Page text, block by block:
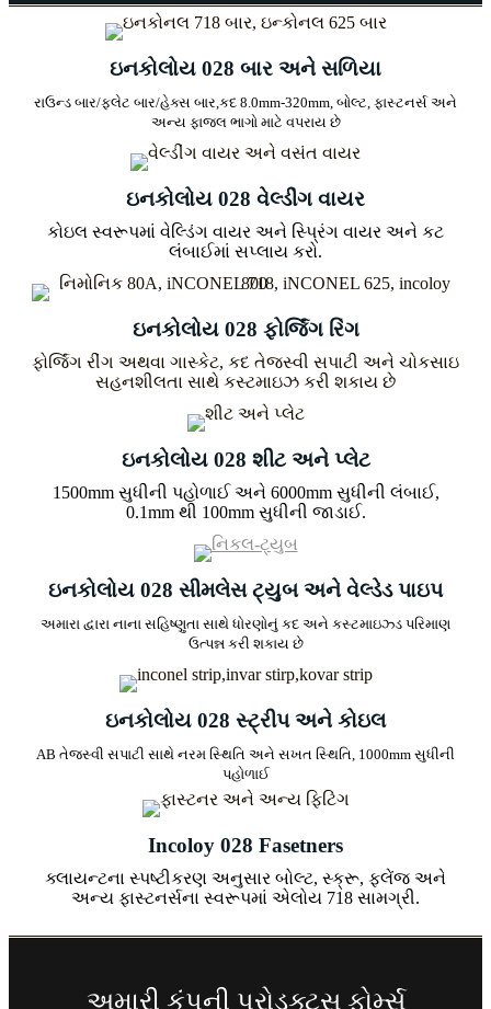
ઇનકોલોય 028 બાર અને સળિયા
રાઉન્ડ બાર/ફ્લેટ બાર/હેક્સ બાર, કદ 8.0mm-320mm, બોલ્ટ, ફાસ્ટનર્સ અને
અન્ય ફાજલ ભાગો માટે વપરાય છે
ઇનકોલોય 028 વેલ્ડીંગ વાયર
કોઇલ સ્વરૂપમાં વેલ્ડિંગ વાયર અને સ્પ્રિંગ વાયર અને કટ
લંબાઈમાં સપ્લાય કરો.
ઇનકોલોય 028 ફોર્જિંગ રિંગ
ફોર્જિંગ રીંગ અથવા ગાસ્કેટ, કદ તેજસ્વી સપાટી અને ચોકસાઇ
સહનશીલતા સાથે કસ્ટમાઇઝ કરી શકાય છે
ઇનકોલોય 028 શીટ અને પ્લેટ
1500mm સુધીની પહોળાઈ અને 6000mm સુધીની લંબાઈ,
0.1mm થી 100mm સુધીની જાડાઈ.
ઇનકોલોય 028 સીમલેસ ટ્યુબ અને વેલ્ડેડ પાઇપ
અમારા દ્વારા નાના સહિષ્ણુતા સાથે ધોરણોનું કદ અને કસ્ટમાઇઝ્ડ પરિમાણ
ઉત્પન્ન કરી શકાય છે
ઇનકોલોય 028 સ્ટ્રીપ અને કોઇલ
AB તેજસ્વી સપાટી સાથે નરમ સ્થિતિ અને સખત સ્થિતિ, 1000mm સુધીની
પહોળાઈ
Incoloy 028 Fasetners
ક્લાયન્ટના સ્પષ્ટીકરણ અનુસાર બોલ્ટ, સ્ક્રૂ, ફ્લેંજ અને
અન્ય ફાસ્ટનર્સના સ્વરૂપમાં એલોય 718 સામગ્રી.
અમારી કંપની પ્રોડક્ટ્સ ફોર્મ્સ